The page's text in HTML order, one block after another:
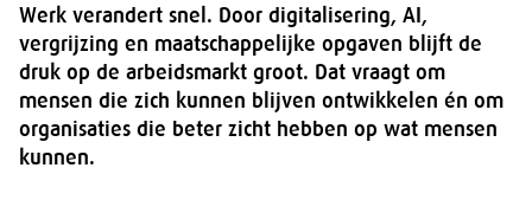
Werk verandert snel. Door digitalisering, AI,
vergrijzing en maatschappelijke opgaven blijft de
druk op de arbeidsmarkt groot. Dat vraagt om
mensen die zich kunnen blijven ontwikkelen én om
organisaties die beter zicht hebben op wat mensen
kunnen.